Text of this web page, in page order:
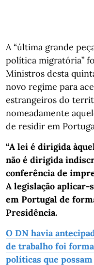
A “última grande
política migratória”
Ministros desta
novo regime para
estrangeiros do
nomeadamente
de residir em
“A lei é dirigida
não é dirigida
conferência de
A legislação aplicar-
em Portugal de
Presidência.
O DN havia
de trabalho foi
políticas que